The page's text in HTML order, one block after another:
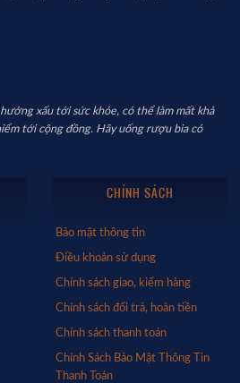
xấu tới sức khỏe, có thể làm mất khả
tới cộng đồng. Hãy uống rượu bia có
CHÍNH SÁCH
Bảo mật thông tin
Điều khoản sử dụng
Chính sách giao, kiểm hàng
Chính sách đổi trả, hoàn tiền
Chính sách thanh toán
Chính Sách Bảo Mật Thông Tin
Thanh Toán